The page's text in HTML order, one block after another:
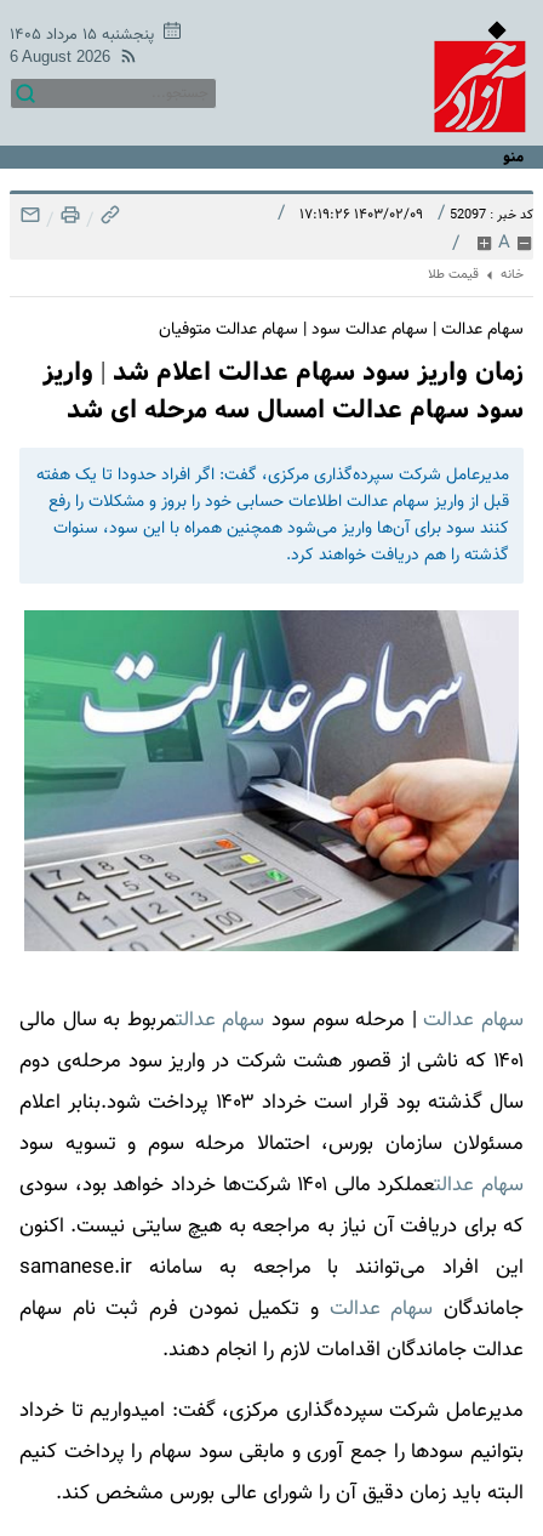
پنجشنبه ۱۵ مرداد ۱۴۰۵
6 August 2026
منو
کد خبر : 52097 / ۱۴۰۳/۰۲/۰۹ ۱۷:۱۹:۲۶ /
A
/
/
/
خانه قیمت طلا
سهام عدالت | سهام عدالت سود | سهام عدالت متوفیان
زمان واریز سود سهام عدالت اعلام شد | واریز
سود سهام عدالت امسال سه مرحله ای شد
مدیرعامل شرکت سپرده‌گذاری مرکزی، گفت: اگر افراد حدودا تا یک هفته
قبل از واریز سهام عدالت اطلاعات حسابی خود را بروز و مشکلات را رفع
کنند سود برای آن‌ها واریز می‌شود همچنین همراه با این سود، سنوات
گذشته را هم دریافت خواهند کرد.
سهام عدالت | مرحله سوم سود سهام عدالتمربوط به سال مالی
۱۴۰۱ که ناشی از قصور هشت شرکت در واریز سود مرحله‌ی دوم
سال گذشته بود قرار است خرداد ۱۴۰۳ پرداخت شود.بنابر اعلام
مسئولان سازمان بورس، احتمالا مرحله سوم و تسویه سود
سهام عدالت
عملکرد مالی ۱۴۰۱ شرکت‌ها خرداد خواهد بود، سودی
که برای دریافت آن نیاز به مراجعه به هیچ سایتی نیست. اکنون
این افراد می‌توانند با مراجعه به سامانه samanese.ir
جاماندگان سهام عدالت و تکمیل نمودن فرم ثبت نام سهام
عدالتجاماندگان اقدامات لازم را انجام دهند.
مدیرعامل شرکت سپرده‌گذاری مرکزی، گفت: امیدواریم تا خرداد
بتوانیم سود‌ها را جمع آوری و مابقی سود سهام را پرداخت کنیم
البته باید زمان دقیق آن را شورای عالی بورس مشخص کند.